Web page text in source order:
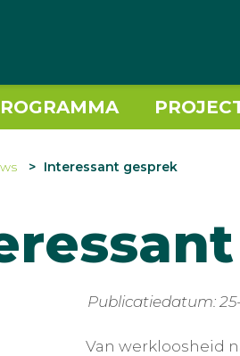
Interessant gesprek
Publicatiedatum:
Van werkloosheid